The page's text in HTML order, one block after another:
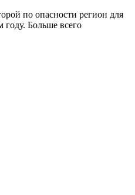
по опасности регион для
Больше всего